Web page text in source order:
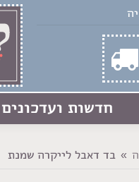
חדשות ועדכונים
בד דאבל לייקרה שמנת